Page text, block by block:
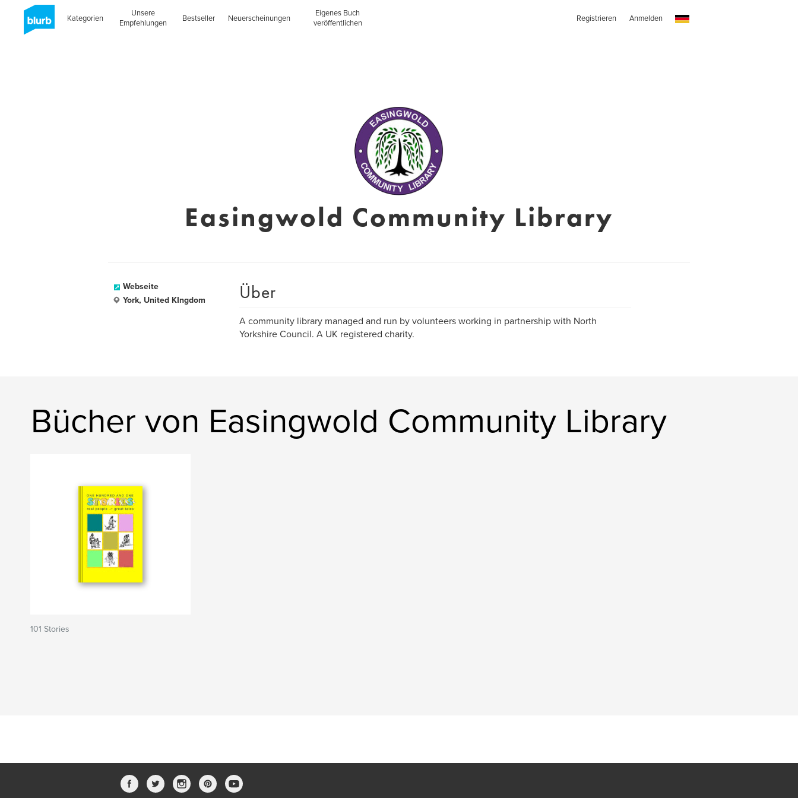
Kategorien
Unsere
Empfehlungen
Bestseller Neuerscheinungen
Eigenes Buch
veröffentlichen
Registrieren Anmelden
Easingwold Community Library
Webseite
York, United KIngdom
Über
A community library managed and run by volunteers working in partnership with North
Yorkshire Council. A UK registered charity.
Bücher von Easingwold Community Library
101 Stories